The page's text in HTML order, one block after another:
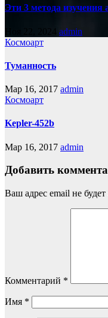
Эти 3 метода изучения
admin
Космоарт
Туманность
Мар 16, 2017 admin
Космоарт
Kepler-452b
Мар 16, 2017 admin
Добавить
Ваш адрес email не
Комментарий *
Имя *